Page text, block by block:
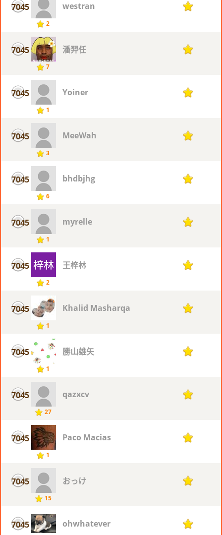
7045
2
westran 1
7045
7
潘羿任 1
7045
1
Yoiner 1
7045
3
MeeWah 1
7045
6
bhdbjhg 1
7045
1
myrelle 1
7045
2
王梓林 1
7045
1
Khalid Masharqa 1
7045
1
勝山雄矢 1
7045
27
qazxcv 1
7045
1
Paco Macias 1
7045
15
おっけ 1
7045 ohwhatever 1